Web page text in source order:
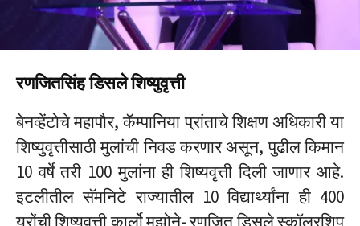
रणजितसिंह डिसले शिष्युवृत्ती
बेनव्हेंटोचे महापौर, कॅम्पानिया प्रांताचे शिक्षण अधिकारी या
शिष्युवृत्तीसाठी मुलांची निवड करणार असून, पुढील किमान
10 वर्षे तरी 100 मुलांना ही शिष्यवृत्ती दिली जाणार आहे.
इटलीतील सॅमनिटे राज्यातील 10 विद्यार्थ्यांना ही 400
युरोंची शिष्यवृत्ती कार्लो मझोने- रणजित डिसले स्कॉलरशिप